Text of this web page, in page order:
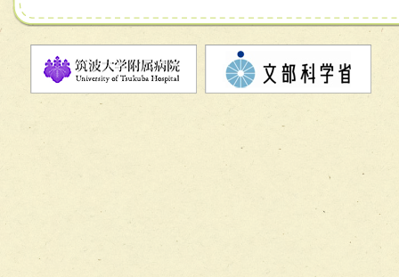
チーム11【摂食・嚥下サポートチーム】
チーム12【こどもの食育支援チーム】
チーム13【非がんに対する緩和ケアチーム】